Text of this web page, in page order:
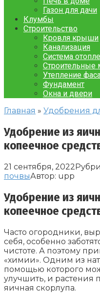
Газон для дачи
Клумбы
Строительство
Кровля крыши
Канализация
Система
Строительные
Утепление
Фундамент
Окна и двери
Главная » Удобрения
Удобрение из
копеечное
21 сентября, 2022
почвыАвтор: upp
Удобрение из
копеечное
Часто огородники,
себя, особенно
чистоте. А поэтому
«химии». Одним из
помощью которого
улучшить, и растения
яичная скорлупа.